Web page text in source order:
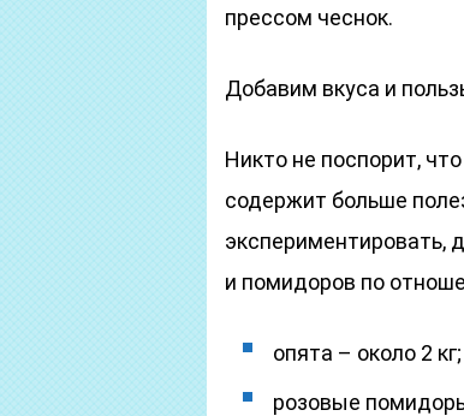
прессом чеснок.
Добавим вкуса и
Никто не поспорит,
содержит больше
экспериментировать,
и помидоров по
опята – около 2 кг;
розовые